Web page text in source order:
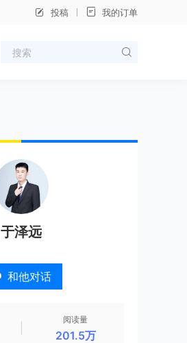
投稿 我的订单
于泽远
和他对话
阅读量
201.5万